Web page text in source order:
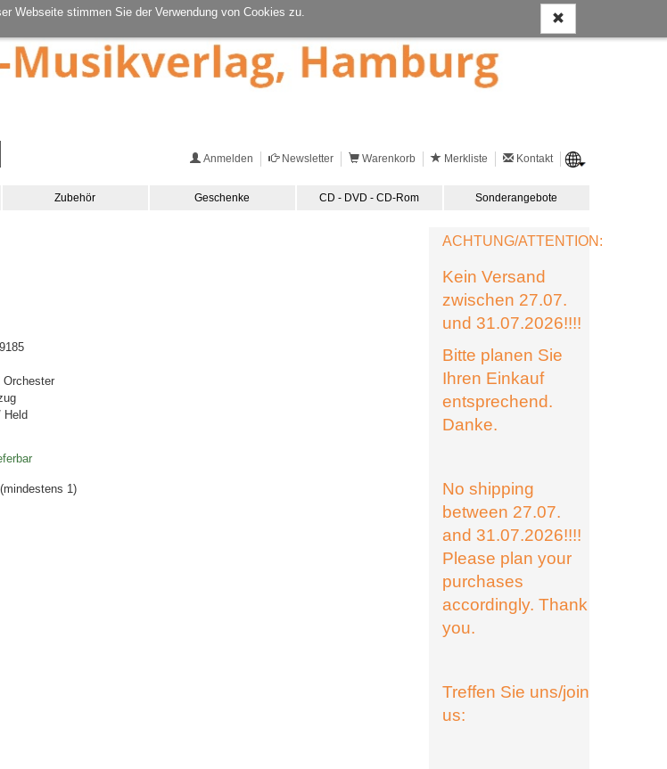
Webseite stimmen Sie der Verwendung von Cookies zu.
Anmelden Newsletter Warenkorb Merkliste Kontakt
Zubehör Geschenke CD - DVD - CD-Rom Sonderangebote
Orchester
Held
(mindestens 1)
ACHTUNG/ATTENTION:
Kein Versand
zwischen 27.07.
und 31.07.2026!!!!
Bitte planen Sie
Ihren Einkauf
entsprechend.
Danke.
No shipping
between 27.07.
and 31.07.2026!!!!
Please plan your
purchases
accordingly. Thank
you.
Treffen Sie uns/join
us: